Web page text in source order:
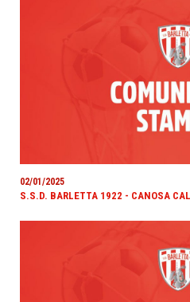
02/01/2025
S.S.D. BARLETTA 1922 - CANOSA